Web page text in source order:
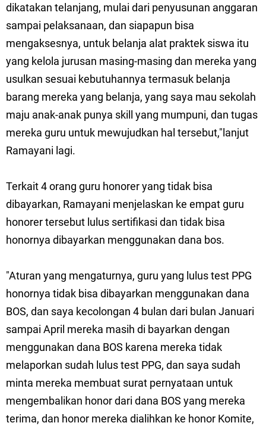
dikatakan telanjang, mulai dari penyusunan anggaran
sampai pelaksanaan, dan siapapun bisa
mengaksesnya, untuk belanja alat praktek siswa itu
yang kelola jurusan masing-masing dan mereka yang
usulkan sesuai kebutuhannya termasuk belanja
barang mereka yang belanja, yang saya mau sekolah
maju anak-anak punya skill yang mumpuni, dan tugas
mereka guru untuk mewujudkan hal tersebut,"lanjut
Ramayani lagi.
Terkait 4 orang guru honorer yang tidak bisa
dibayarkan, Ramayani menjelaskan ke empat guru
honorer tersebut lulus sertifikasi dan tidak bisa
honornya dibayarkan menggunakan dana bos.
"Aturan yang mengaturnya, guru yang lulus test PPG
honornya tidak bisa dibayarkan menggunakan dana
BOS, dan saya kecolongan 4 bulan dari bulan Januari
sampai April mereka masih di bayarkan dengan
menggunakan dana BOS karena mereka tidak
melaporkan sudah lulus test PPG, dan saya sudah
minta mereka membuat surat pernyataan untuk
mengembalikan honor dari dana BOS yang mereka
terima, dan honor mereka dialihkan ke honor Komite,